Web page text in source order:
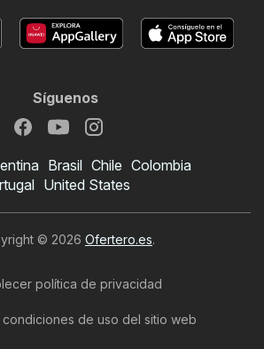
Síguenos
Brasil Chile Colombia
United States
© 2026 Ofertero.es.
política de privacidad
condiciones de uso del sitio web